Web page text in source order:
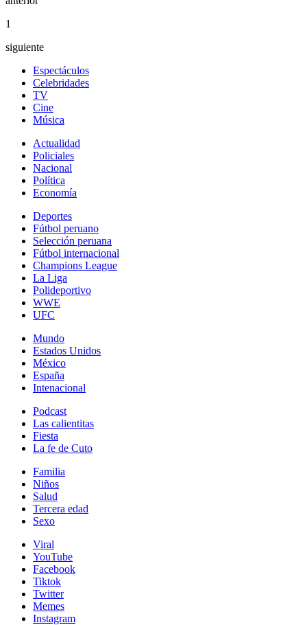
1
siguiente
Espectáculos
Celebridades
TV
Cine
Música
Actualidad
Policiales
Nacional
Política
Economía
Deportes
Fútbol peruano
Selección peruana
Fútbol internacional
Champions League
La Liga
Polideportivo
WWE
UFC
Mundo
Estados Unidos
México
España
Intenacional
Podcast
Las calientitas
Fiesta
La fe de Cuto
Familia
Niños
Salud
Tercera edad
Sexo
Viral
YouTube
Facebook
Tiktok
Twitter
Memes
Instagram